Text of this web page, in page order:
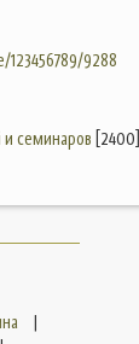
9288
семинаров [2400]
|